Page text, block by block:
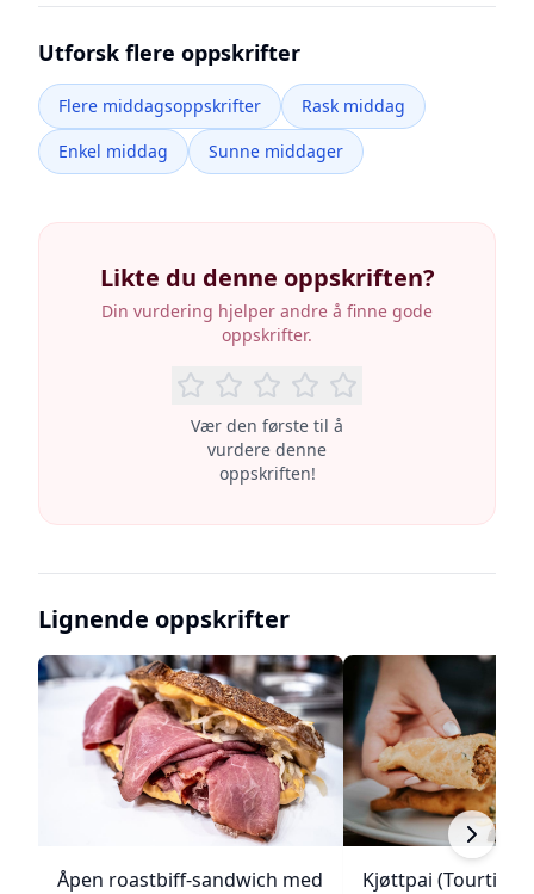
Utforsk flere oppskrifter
Flere middagsoppskrifter
Rask middag
Enkel middag
Sunne middager
Likte du denne oppskriften?
Din vurdering hjelper andre å finne gode
oppskrifter.
Vær den første til å
vurdere denne
oppskriften!
Lignende oppskrifter
Åpen roastbiff-sandwich med
Kjøttpai